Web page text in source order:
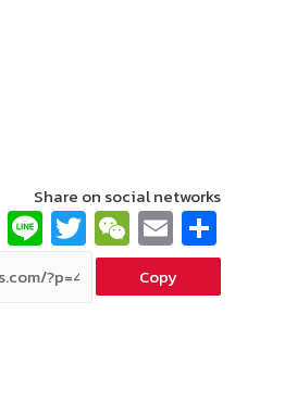
Share on social networks
ce
b
Li
n
e
T
wi
tt
W
e
C
E
m
ai ar
Copy